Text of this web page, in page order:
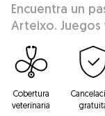
Encuentra un
Arteixo.
Cobertura
veterinaria